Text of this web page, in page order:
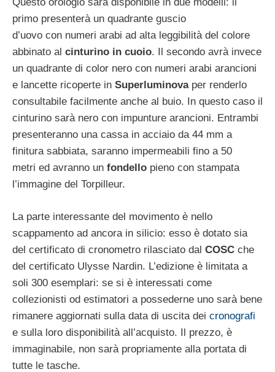
primo presenterà un quadrante guscio
d’uovo con numeri arabi ad alta leggibilità del colore
abbinato al cinturino in cuoio. Il secondo avrà invece
un quadrante di color nero con numeri arabi arancioni
e lancette ricoperte in Superluminovaper renderlo
consultabile facilmente anche al buio. In questo caso il
cinturino sarà nero con impunture arancioni. Entrambi
presenteranno una cassa in acciaio da 44 mm a
finitura sabbiata, saranno impermeabili fino a 50
metri ed avranno un fondello pieno con stampata
l’immagine del Torpilleur.
La parte interessante del movimento è nello
scappamento ad ancora in silicio: esso è dotato sia
del certificato di cronometro rilasciato dal COSC che
del certificato Ulysse Nardin. L’edizione è limitata a
soli 300 esemplari: se si è interessati come
collezionisti od estimatori a possederne uno sarà bene
rimanere aggiornati sulla data di uscita dei cronografi
e sulla loro disponibilità all’acquisto. Il prezzo, è
immaginabile, non sarà propriamente alla portata di
tutte le tasche.